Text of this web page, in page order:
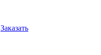
Заказать